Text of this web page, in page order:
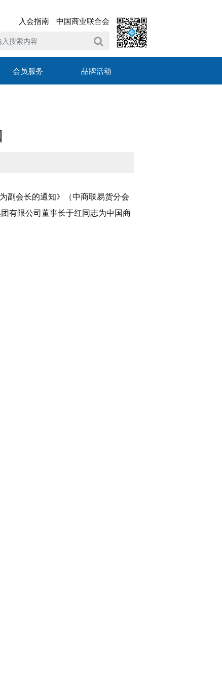
入会指南 中国商业联合会
会员服务 品牌活动
副会长的通知》（中商联易货分会
有限公司董事长于红同志为中国商